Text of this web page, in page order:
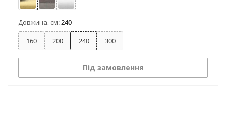
ЗолотоНержавіюча сталь
Сатин
Довжина, см:240
160 200 240 300
Під замовлення